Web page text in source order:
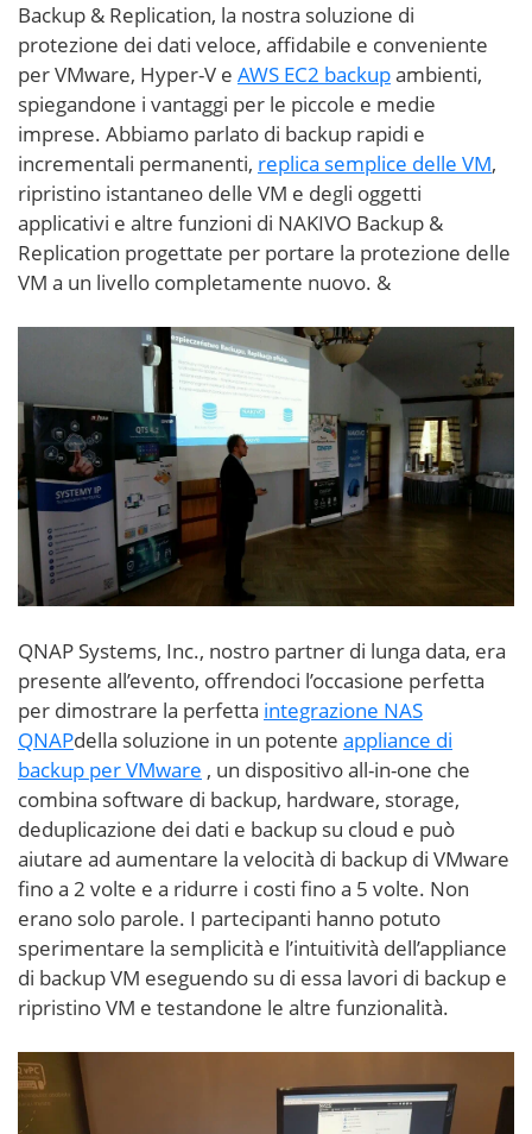
Backup & Replication, la nostra soluzione di
protezione dei dati veloce, affidabile e conveniente
per VMware, Hyper-V e AWS EC2 backupambienti,
spiegandone i vantaggi per le piccole e medie
imprese. Abbiamo parlato di backup rapidi e
incrementali permanenti, replica semplice delle VM,
ripristino istantaneo delle VM e degli oggetti
applicativi e altre funzioni di NAKIVO Backup &
Replication progettate per portare la protezione delle
VM a un livello completamente nuovo. &
QNAP Systems, Inc., nostro partner di lunga data, era
presente all’evento, offrendoci l’occasione perfetta
per dimostrare la perfetta integrazione NAS
QNAPdella soluzione in un potente appliance di
backup per VMware , un dispositivo all-in-one che
combina software di backup, hardware, storage,
deduplicazione dei dati e backup su cloud e può
aiutare ad aumentare la velocità di backup di VMware
fino a 2 volte e a ridurre i costi fino a 5 volte. Non
erano solo parole. I partecipanti hanno potuto
sperimentare la semplicità e l’intuitività dell’appliance
di backup VM eseguendo su di essa lavori di backup e
ripristino VM e testandone le altre funzionalità.